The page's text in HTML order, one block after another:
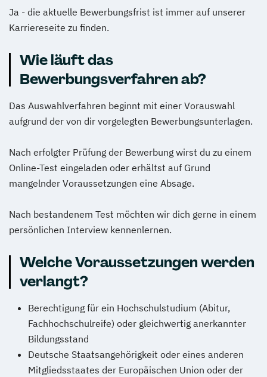
Ja - die aktuelle Bewerbungsfrist ist immer auf unserer
Karriereseite zu finden.
Wie läuft das
Bewerbungsverfahren ab?
Das Auswahlverfahren beginnt mit einer Vorauswahl
aufgrund der von dir vorgelegten Bewerbungsunterlagen.
Nach erfolgter Prüfung der Bewerbung wirst du zu einem
Online-Test eingeladen oder erhältst auf Grund
mangelnder Voraussetzungen eine Absage.
Nach bestandenem Test möchten wir dich gerne in einem
persönlichen Interview kennenlernen.
Welche Voraussetzungen werden
verlangt?
Berechtigung für ein Hochschulstudium (Abitur,
Fachhochschulreife) oder gleichwertig anerkannter
Bildungsstand
Deutsche Staatsangehörigkeit oder eines anderen
Mitgliedsstaates der Europäischen Union oder der